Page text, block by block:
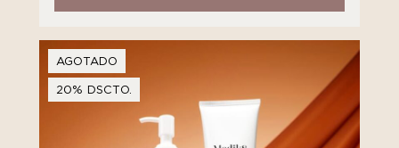
AGOTADO
20% DSCTO.